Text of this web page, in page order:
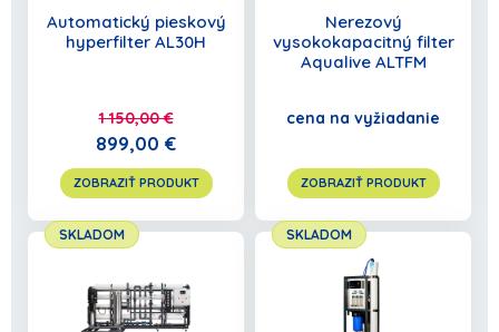
Automatický pieskový
hyperfilter AL30H
1 150,00 €
899,00 €
ZOBRAZIŤ PRODUKT
Nerezový
vysokokapacitný filter
Aqualive ALTFM
cena na vyžiadanie
ZOBRAZIŤ PRODUKT
SKLADOM SKLADOM